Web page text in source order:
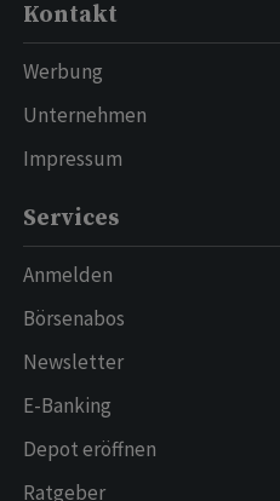
Kontakt
Werbung
Unternehmen
Impressum
Services
Anmelden
Börsenabos
Newsletter
E-Banking
Depot eröffnen
Ratgeber